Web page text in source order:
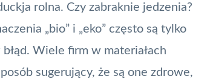
rolna. Czy zabraknie jedzenia?
„bio” i „eko” często są tylko
Wiele firm w materiałach
sugerujący, że są one zdrowe,